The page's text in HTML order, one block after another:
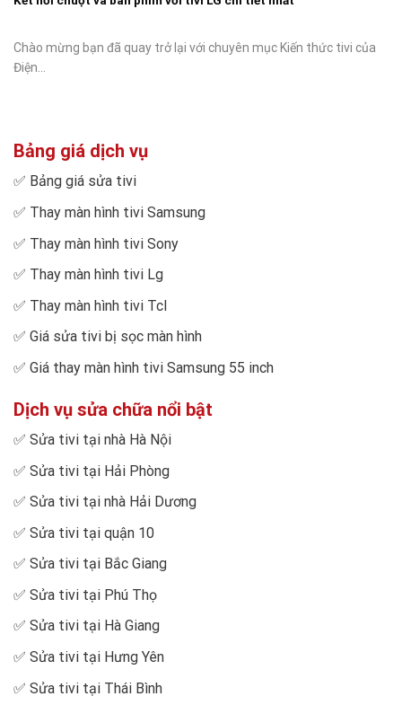
Chào mừng bạn đã quay trở lại với chuyên mục Kiến thức tivi của
Điện...
Bảng giá dịch vụ
✅ Bảng giá sửa tivi
✅ Thay màn hình tivi Samsung
✅ Thay màn hình tivi Sony
✅ Thay màn hình tivi Lg
✅ Thay màn hình tivi Tcl
✅ Giá sửa tivi bị sọc màn hình
✅ Giá thay màn hình tivi Samsung 55 inch
Dịch vụ sửa chữa nổi bật
✅ Sửa tivi tại nhà Hà Nội
✅ Sửa tivi tại Hải Phòng
✅ Sửa tivi tại nhà Hải Dương
✅ Sửa tivi tại quận 10
✅ Sửa tivi tại Bắc Giang
✅ Sửa tivi tại Phú Thọ
✅ Sửa tivi tại Hà Giang
✅ Sửa tivi tại Hưng Yên
✅ Sửa tivi tại Thái Bình